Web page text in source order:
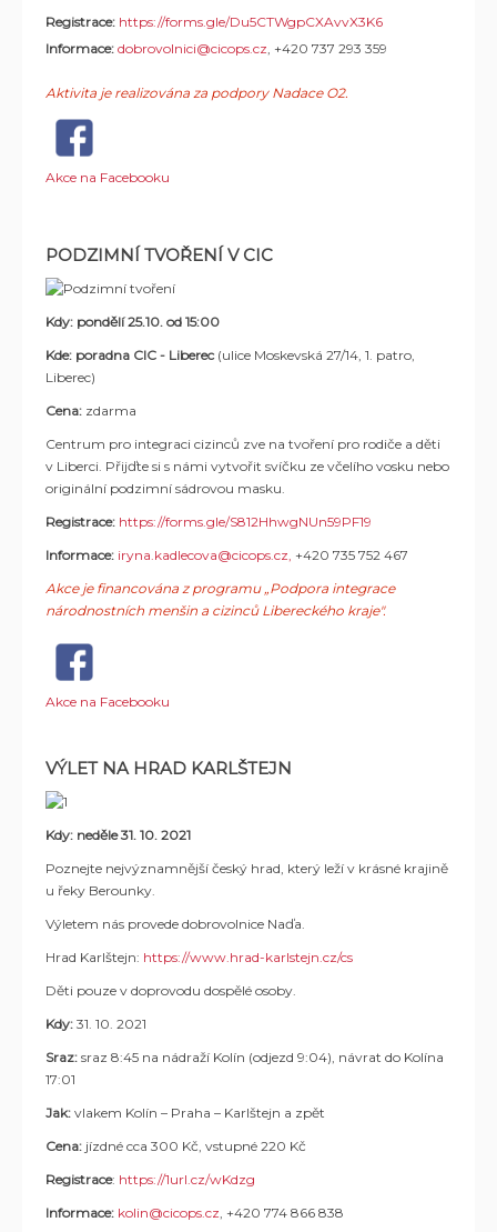
Registrace: https://forms.gle/Du5CTWgpCXAvvX3K6
Informace: dobrovolnici@cicops.cz , +420 737 293 359
Aktivita je realizována za podpory Nadace O2.
Akce na Facebooku
PODZIMNÍ TVOŘENÍ V CIC
Kdy: pondělí 25.10. od 15:00
Kde: poradna CIC - Liberec(ulice Moskevská 27/14, 1. patro,
Liberec)
Cena: zdarma
Centrum pro integraci cizinců zve na tvoření pro rodiče a děti
v Liberci. Přijďte si s námi vytvořit svíčku ze včelího vosku nebo
originální podzimní sádrovou masku.
Registrace: https://forms.gle/S812HhwgNUn59PF19
Informace: iryna.kadlecova@cicops.cz +420 735 752 467
Akce je financována z programu „Podpora integrace
národnostních menšin a cizinců Libereckého kraje".
Akce na Facebooku
VÝLET NA HRAD KARLŠTEJN
Kdy: neděle 31. 10. 2021
Poznejte nejvýznamnější český hrad, který leží v krásné krajině
u řeky Berounky.
Výletem nás provede dobrovolnice Naďa.
Hrad Karlštejn: https://www.hrad-karlstejn.cz/cs
Děti pouze v doprovodu dospělé osoby.
Kdy: 31. 10. 2021
Sraz: sraz 8:45 na nádraží Kolín (odjezd 9:04), návrat do Kolína
17:01
Jak: vlakem Kolín – Praha – Karlštejn a zpět
Cena: jízdné cca 300 Kč, vstupné 220 Kč
Registrace: https://1url.cz/wKdzg
Informace: kolin@cicops.cz , +420 774 866 838